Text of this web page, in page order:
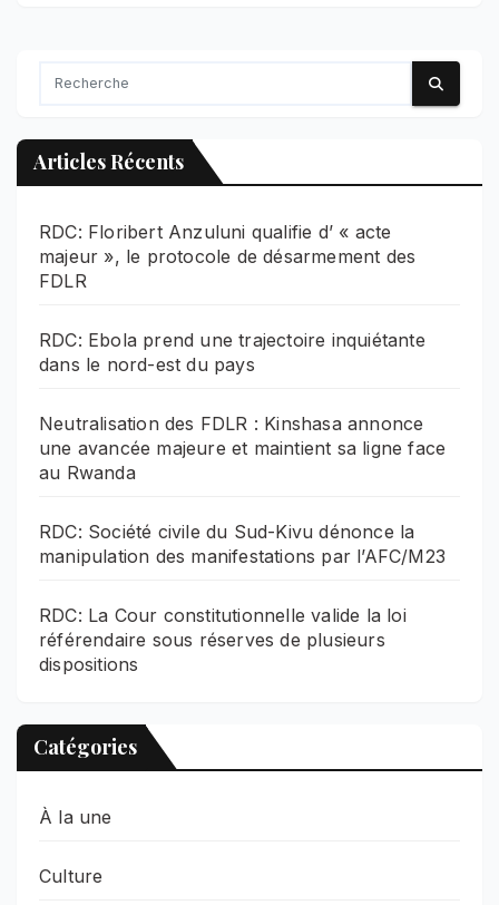
Articles Récents
RDC: Floribert Anzuluni qualifie d’ « acte
majeur », le protocole de désarmement des
FDLR
RDC: Ebola prend une trajectoire inquiétante
dans le nord-est du pays
Neutralisation des FDLR : Kinshasa annonce
une avancée majeure et maintient sa ligne face
au Rwanda
RDC: Société civile du Sud-Kivu dénonce la
manipulation des manifestations par l’AFC/M23
RDC: La Cour constitutionnelle valide la loi
référendaire sous réserves de plusieurs
dispositions
Catégories
À la une
Culture